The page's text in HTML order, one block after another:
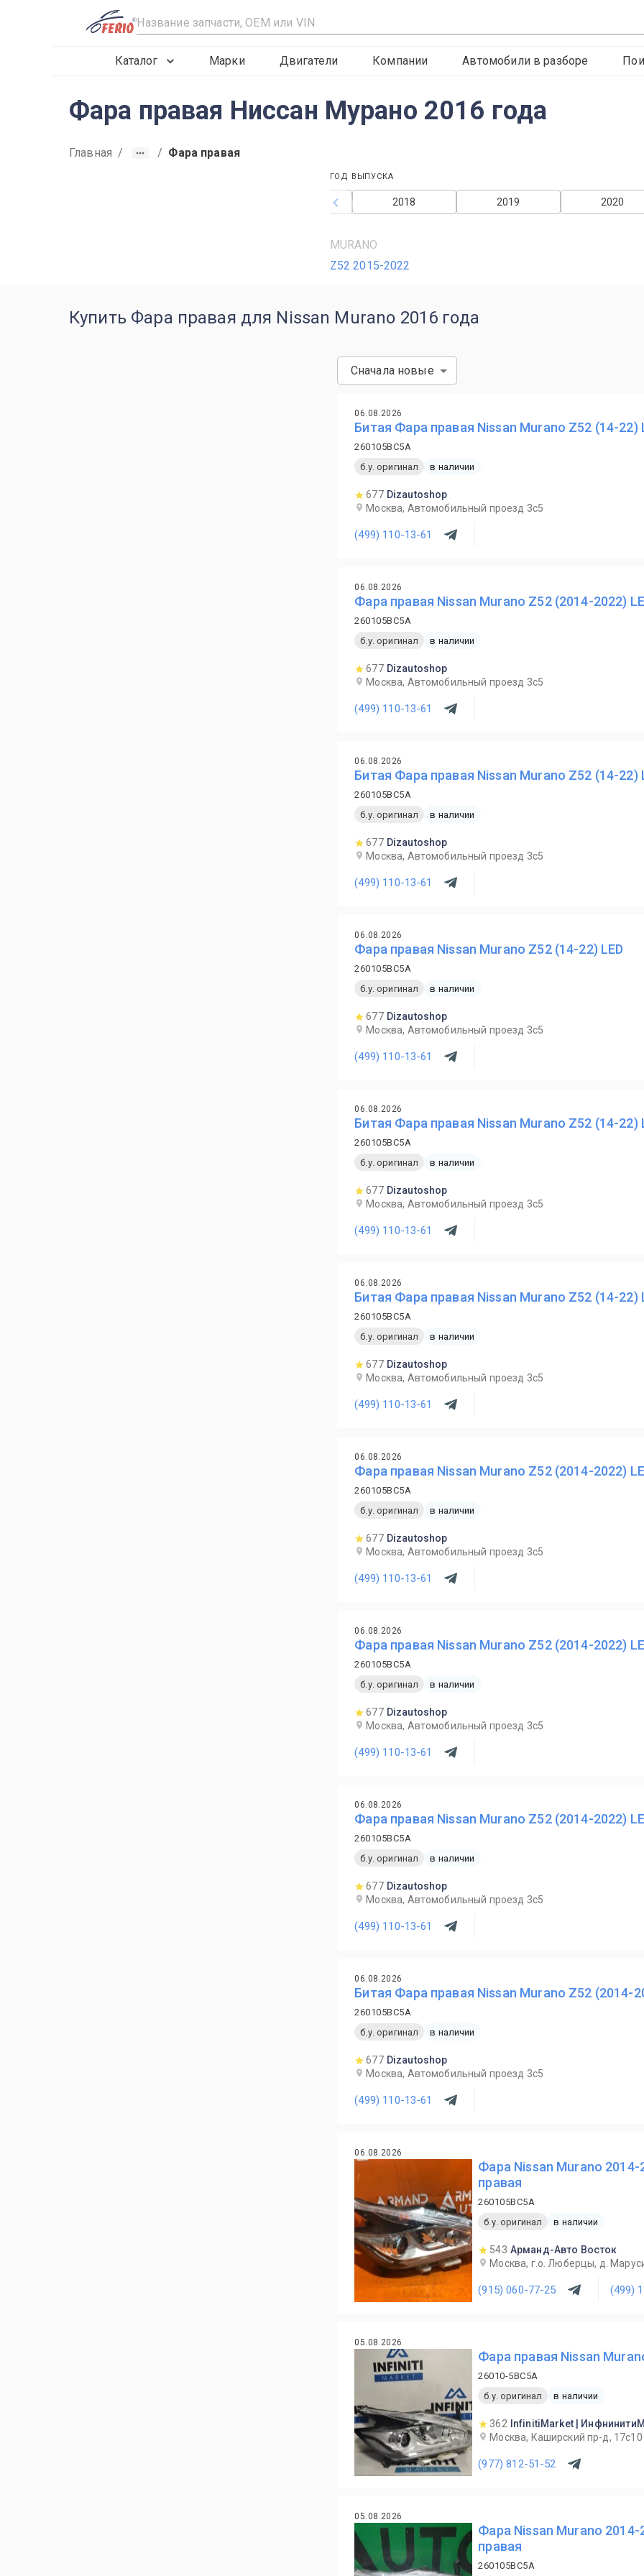
R
Каталог Марки Двигатели Компании Автомобили в разборе
Фара правая Ниссан Мурано 2016 года
Главная / / Фара правая
ГОД ВЫПУСКА
2020
2019
2018
MURANO
Z52 2015-2022
Купить Фара правая для Nissan Murano 2016 года
Сначала новые
06.08.2026
Битая Фара правая Nissan Murano Z52 (14-22)
260105BC5A
б.у. оригинал
в наличии
677 Dizautoshop
Москва, Автомобильный проезд 3с5
(499) 110-13-61
06.08.2026
Фара правая Nissan Murano Z52 (2014-2022)
260105BC5A
б.у. оригинал
в наличии
677 Dizautoshop
Москва, Автомобильный проезд 3с5
(499) 110-13-61
06.08.2026
Битая Фара правая Nissan Murano Z52 (14-22)
260105BC5A
б.у. оригинал
в наличии
677 Dizautoshop
Москва, Автомобильный проезд 3с5
(499) 110-13-61
06.08.2026
Фара правая Nissan Murano Z52 (14-22) LED
260105BC5A
б.у. оригинал
в наличии
677 Dizautoshop
Москва, Автомобильный проезд 3с5
(499) 110-13-61
06.08.2026
Битая Фара правая Nissan Murano Z52 (14-22)
260105BC5A
б.у. оригинал
в наличии
677 Dizautoshop
Москва, Автомобильный проезд 3с5
(499) 110-13-61
06.08.2026
Битая Фара правая Nissan Murano Z52 (14-22)
260105BC5A
б.у. оригинал
в наличии
677 Dizautoshop
Москва, Автомобильный проезд 3с5
(499) 110-13-61
06.08.2026
Фара правая Nissan Murano Z52 (2014-2022)
260105BC5A
б.у. оригинал
в наличии
677 Dizautoshop
Москва, Автомобильный проезд 3с5
(499) 110-13-61
06.08.2026
Фара правая Nissan Murano Z52 (2014-2022)
260105BC5A
б.у. оригинал
в наличии
677 Dizautoshop
Москва, Автомобильный проезд 3с5
(499) 110-13-61
06.08.2026
Фара правая Nissan Murano Z52 (2014-2022)
260105BC5A
б.у. оригинал
в наличии
677 Dizautoshop
Москва, Автомобильный проезд 3с5
(499) 110-13-61
06.08.2026
Битая Фара правая Nissan Murano Z52 (2014-
260105BC5A
б.у. оригинал
в наличии
677 Dizautoshop
Москва, Автомобильный проезд 3с5
(499) 110-13-61
06.08.2026
Фара Nissan Murano 2014-
правая
260105BC5A
б.у. оригинал
в наличии
543 Арманд-Авто Восток
Москва, г.о. Люберцы, д.
(915) 060-77-25 (499)
05.08.2026
Фара правая Nissan
26010-5BC5A
б.у. оригинал
в наличии
362
InfinitiMarket |
Москва, Каширский пр-д, 17с10
(977) 812-51-52
05.08.2026
Фара Nissan Murano 2014-
правая
260105BC5A